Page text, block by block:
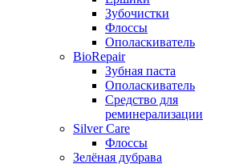
Зубочистки
Флоссы
Ополаскиватель
BioRepair
Зубная паста
Ополаскиватель
Средство для
реминерализации
Silver Care
Флоссы
Зелёная дубрава